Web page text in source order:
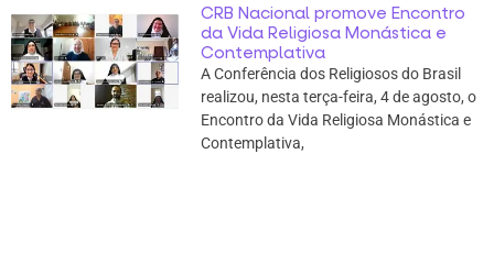
CRB Nacional promove Encontro
da Vida Religiosa Monástica e
Contemplativa
A Conferência dos Religiosos do Brasil
realizou, nesta terça-feira, 4 de agosto, o
Encontro da Vida Religiosa Monástica e
Contemplativa,